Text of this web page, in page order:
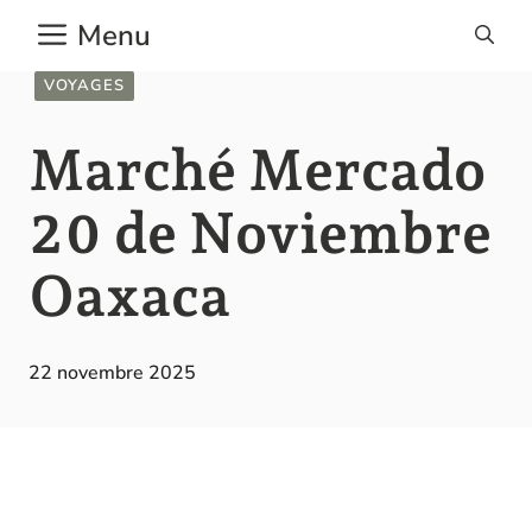
contenu
Menu
VOYAGES
Marché Mercado
20 de Noviembre
Oaxaca
22 novembre 2025